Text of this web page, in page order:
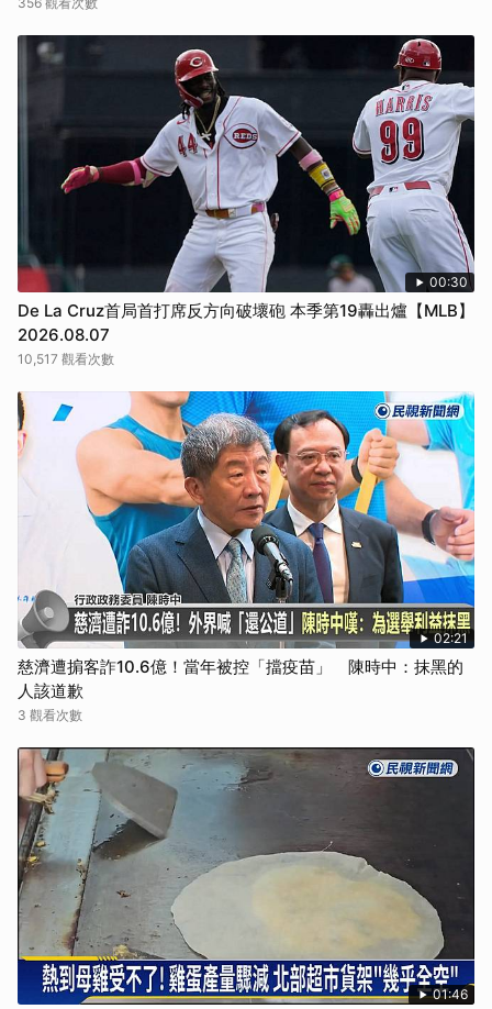
00:30
De La Cruz首局首打席反方向破壞砲 本季第19轟出爐【MLB】
2026.08.07
10,517 觀看次數
02:21
慈濟遭掮客詐10.6億！當年被控「擋疫苗」 陳時中：抹黑的
人該道歉
3 觀看次數
01:46